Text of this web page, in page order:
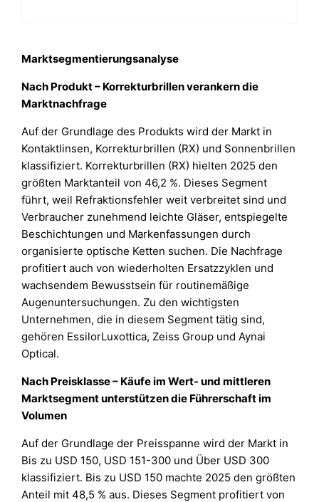
Marktsegmentierungsanalyse
Nach Produkt – Korrekturbrillen verankern die
Marktnachfrage
Auf der Grundlage des Produkts wird der Markt in
Kontaktlinsen, Korrekturbrillen (RX) und Sonnenbrillen
klassifiziert. Korrekturbrillen (RX) hielten 2025 den
größten Marktanteil von 46,2 %. Dieses Segment
führt, weil Refraktionsfehler weit verbreitet sind und
Verbraucher zunehmend leichte Gläser, entspiegelte
Beschichtungen und Markenfassungen durch
organisierte optische Ketten suchen. Die Nachfrage
profitiert auch von wiederholten Ersatzzyklen und
wachsendem Bewusstsein für routinemäßige
Augenuntersuchungen. Zu den wichtigsten
Unternehmen, die in diesem Segment tätig sind,
gehören EssilorLuxottica, Zeiss Group und Aynai
Optical.
Nach Preisklasse – Käufe im Wert- und mittleren
Marktsegment unterstützen die Führerschaft im
Volumen
Auf der Grundlage der Preisspanne wird der Markt in
Bis zu USD 150, USD 151-300 und Über USD 300
klassifiziert. Bis zu USD 150 machte 2025 den größten
Anteil mit 48,5 % aus. Dieses Segment profitiert von